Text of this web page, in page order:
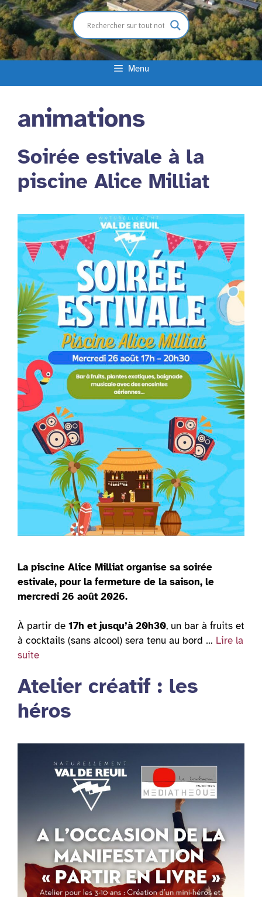
Menu
animations
Soirée estivale à la
piscine Alice Milliat
La piscine Alice Milliat organise sa soirée
estivale, pour la fermeture de la saison, le
mercredi 26 août 2026.
À partir de 17h et jusqu’à 20h30, un bar à fruits et
à cocktails (sans alcool) sera tenu au bord … Lire la
suite
Atelier créatif : les
héros